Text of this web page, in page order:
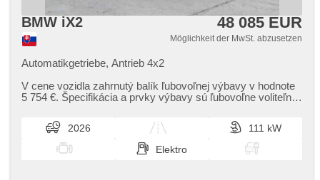
BMW iX2 48 085 EUR
Möglichkeit der MwSt. abzusetzen
Automatikgetriebe, Antrieb 4x2
V cene vozidla zahrnutý balík ľubovoľnej výbavy v hodnote
5 754 €. Špecifikácia a prvky výbavy sú ľubovoľne voliteľné.
2026
111 kW
Elektro